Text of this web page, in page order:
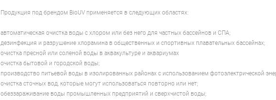
Продукция под брендом BioUV применяется в следующих областях:
автоматическая очистка воды с хлором или без него для частных бассейнов и СПА;
дезинфекция и разрушение хлорамина в общественных и спортивных плавательных бассейнах;
очистка пресной или соленой воды в аквакультуре и аквариумах
очистка бытовой и городской воды;
производство питьевой воды в изолированных районах с использованием фотоэлектрической
очистка сточных вод, которые могут использоваться повторно или нет;
обеззараживание воды промышленных предприятий и сверхчистой воды;